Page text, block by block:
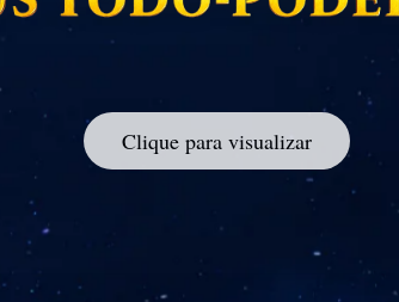
Clique para visualizar